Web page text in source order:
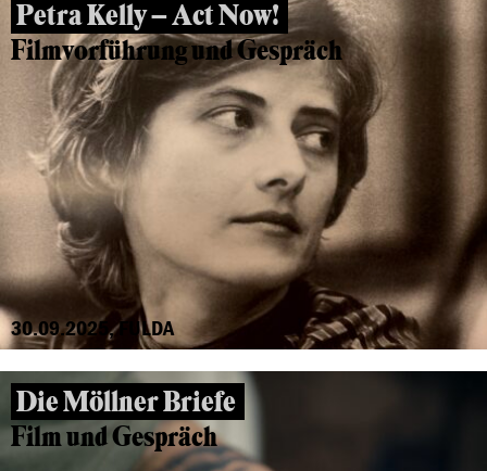
Petra Kelly – Act Now!
Filmvorführung und Gespräch
30.09.2025, FULDA
Die Möllner Briefe
Film und Gespräch